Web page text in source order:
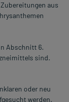
aus
Abschnitt 6.
sind.
oder neu
werden.